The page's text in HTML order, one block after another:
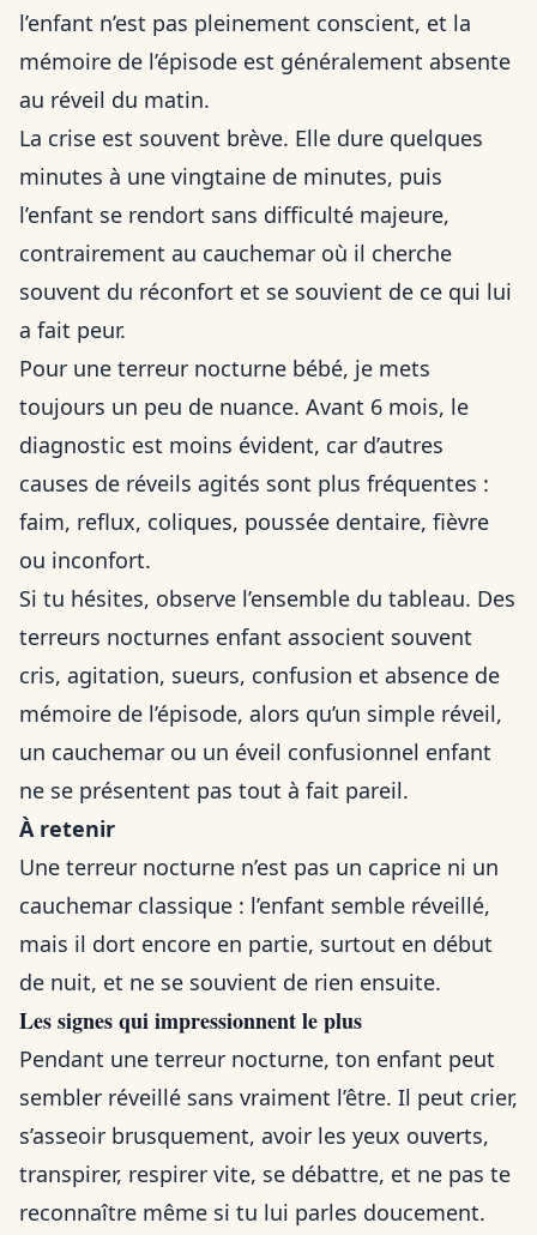
l’enfant n’est pas pleinement conscient, et la
mémoire de l’épisode est généralement absente
au réveil du matin.
La crise est souvent brève. Elle dure quelques
minutes à une vingtaine de minutes, puis
l’enfant se rendort sans difficulté majeure,
contrairement au cauchemar où il cherche
souvent du réconfort et se souvient de ce qui lui
a fait peur.
Pour une terreur nocturne bébé, je mets
toujours un peu de nuance. Avant 6 mois, le
diagnostic est moins évident, car d’autres
causes de réveils agités sont plus fréquentes :
faim, reflux, coliques, poussée dentaire, fièvre
ou inconfort.
Si tu hésites, observe l’ensemble du tableau. Des
terreurs nocturnes enfant associent souvent
cris, agitation, sueurs, confusion et absence de
mémoire de l’épisode, alors qu’un simple réveil,
un cauchemar ou un éveil confusionnel enfant
ne se présentent pas tout à fait pareil.
À retenir
Une terreur nocturne n’est pas un caprice ni un
cauchemar classique : l’enfant semble réveillé,
mais il dort encore en partie, surtout en début
de nuit, et ne se souvient de rien ensuite.
Les signes qui impressionnent le plus
Pendant une terreur nocturne, ton enfant peut
sembler réveillé sans vraiment l’être. Il peut crier,
s’asseoir brusquement, avoir les yeux ouverts,
transpirer, respirer vite, se débattre, et ne pas te
reconnaître même si tu lui parles doucement.